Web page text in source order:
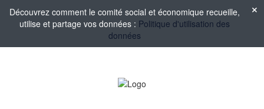
Découvrez comment le comité social et économique recueille,
utilise et partage vos données : Politique d'utilisation des
données